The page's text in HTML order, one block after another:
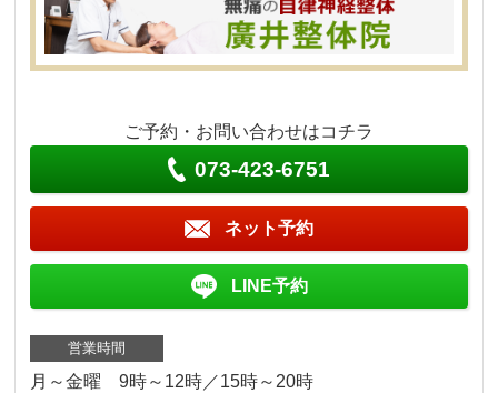
ご予約・お問い合わせはコチラ
073-423-6751
ネット予約
LINE予約
営業時間
月～金曜 9時～12時／15時～20時